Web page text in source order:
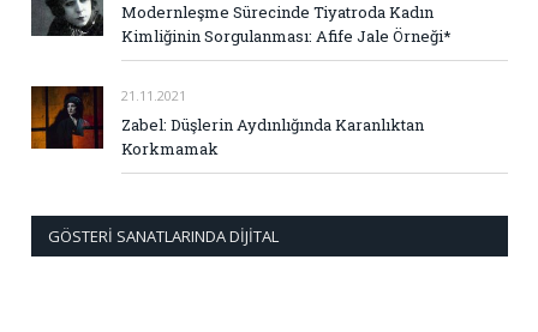
Modernleşme Sürecinde Tiyatroda Kadın
Kimliğinin Sorgulanması: Afife Jale Örneği*
21.11.2021
Zabel: Düşlerin Aydınlığında Karanlıktan
Korkmamak
GÖSTERI SANATLARINDA DIJITAL